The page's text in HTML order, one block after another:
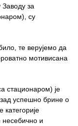
за
су
те верујемо да
мотивисана
стационаром) је
успешно брине о
и